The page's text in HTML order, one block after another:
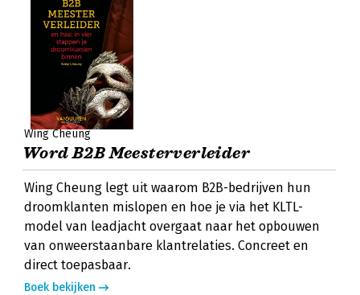
Wing Cheung
Word B2B Meesterverleider
Wing Cheung legt uit waarom B2B-bedrijven hun
droomklanten mislopen en hoe je via het KLTL-
model van leadjacht overgaat naar het opbouwen
van onweerstaanbare klantrelaties. Concreet en
direct toepasbaar.
Boek bekijken